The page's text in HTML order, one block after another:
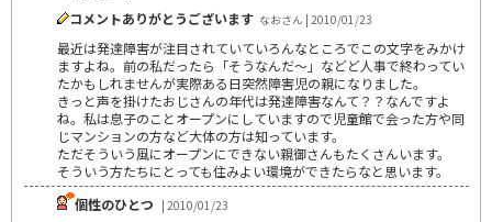
コメントありがとうございます なおさん | 2010/01/23
最近は発達障害が注目されていていろんなところでこの文字をみかけ
ますよね。前の私だったら「そうなんだ～」などど人事で終わってい
たかもしれませんが実際ある日突然障害児の親になりました。
きっと声を掛けたおじさんの年代は発達障害なんて？？なんですよ
ね。私は息子のことオープンにしていますので児童館で会った方や同
じマンションの方など大体の方は知っています。
ただそういう風にオープンにできない親御さんもたくさんいます。
そういう方たちにとっても住みよい環境ができたらなと思います。
個性のひとつ | 2010/01/23